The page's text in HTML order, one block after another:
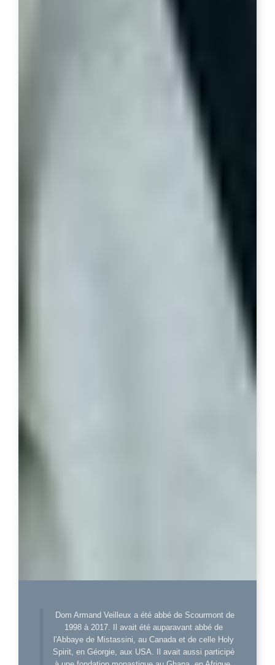
Dom Armand Veilleux a été abbé de Scourmont de
1998 à 2017. Il avait été auparavant abbé de
l'Abbaye de Mistassini, au Canada et de celle Holy
Spirit, en Géorgie, aux USA. Il avait aussi participé